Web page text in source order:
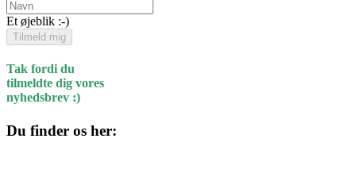
Et øjeblik :-)
Tilmeld mig
Tak fordi du
tilmeldte dig vores
nyhedsbrev :)
Du finder os her: